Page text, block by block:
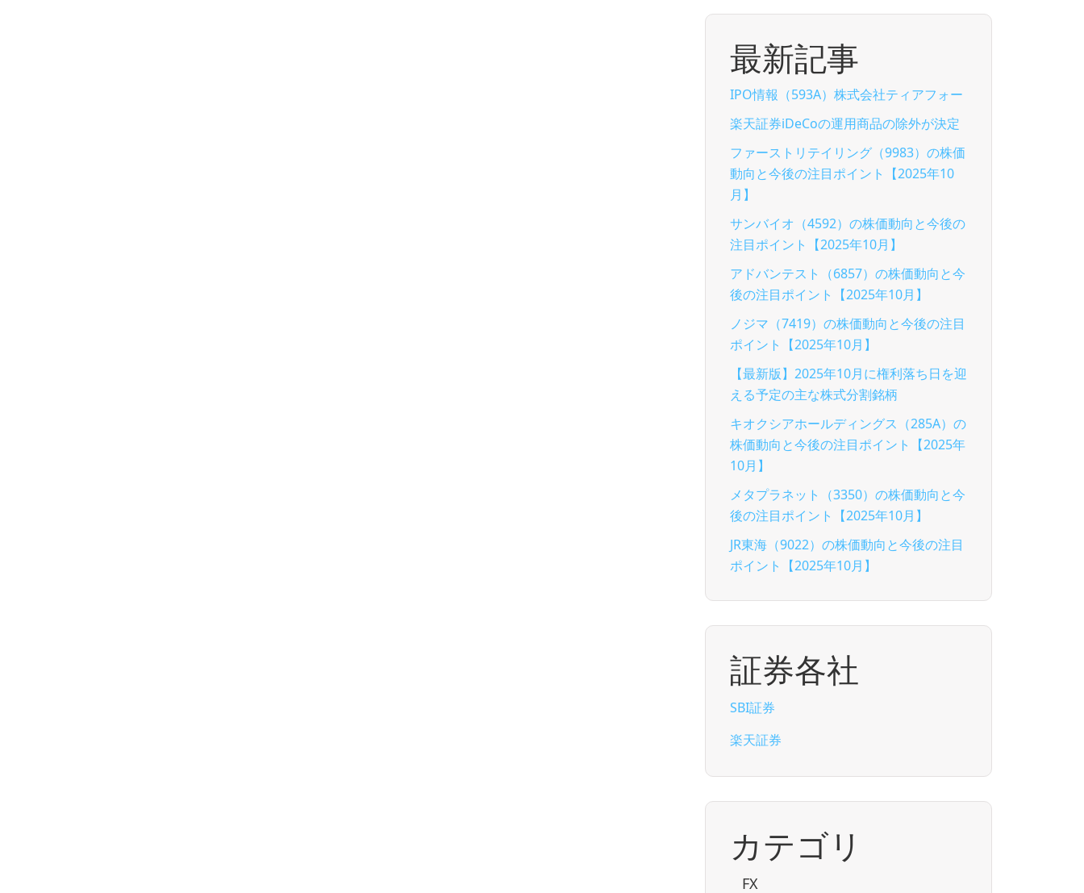
最新記事
IPO情報（593A）株式会社ティアフォー
楽天証券iDeCoの運用商品の除外が決定
ファーストリテイリング（9983）の株価
動向と今後の注目ポイント【2025年10
月】
サンバイオ（4592）の株価動向と今後の
注目ポイント【2025年10月】
アドバンテスト（6857）の株価動向と今
後の注目ポイント【2025年10月】
ノジマ（7419）の株価動向と今後の注目
ポイント【2025年10月】
【最新版】2025年10月に権利落ち日を迎
える予定の主な株式分割銘柄
キオクシアホールディングス（285A）の
株価動向と今後の注目ポイント【2025年
10月】
メタプラネット（3350）の株価動向と今
後の注目ポイント【2025年10月】
JR東海（9022）の株価動向と今後の注目
ポイント【2025年10月】
証券各社
SBI証券
楽天証券
カテゴリ
FX